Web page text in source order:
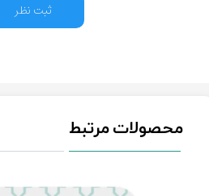
ثبت نظر
محصولات مرتبط